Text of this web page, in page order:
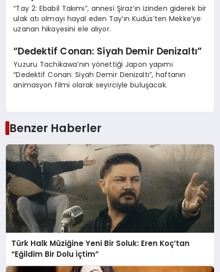
“Tay 2: Ebabil Takımı”, annesi Şiraz’ın izinden giderek bir
ulak atı olmayı hayal eden Tay’ın Kudüs’ten Mekke’ye
uzanan hikayesini ele alıyor.
“Dedektif Conan: Siyah Demir Denizaltı”
Yuzuru Tachikawa’nın yönettiği Japon yapımı
“Dedektif Conan: Siyah Demir Denizaltı”, haftanın
animasyon filmi olarak seyirciyle buluşacak.
Benzer Haberler
Türk Halk Müziğine Yeni Bir Soluk: Eren Koç’tan
“Eğildim Bir Dolu İçtim”